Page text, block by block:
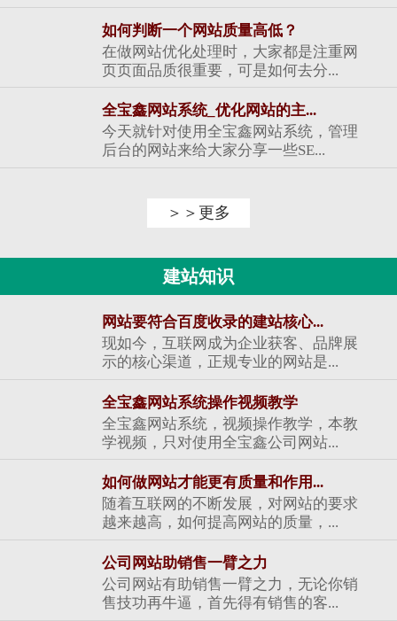
如何判断一个网站质量高低？
在做网站优化处理时，大家都是注重网
页页面品质很重要，可是如何去分...
全宝鑫网站系统_优化网站的主...
今天就针对使用全宝鑫网站系统，管理
后台的网站来给大家分享一些SE...
＞＞更多
建站知识
网站要符合百度收录的建站核心...
现如今，互联网成为企业获客、品牌展
示的核心渠道，正规专业的网站是...
全宝鑫网站系统操作视频教学
全宝鑫网站系统，视频操作教学，本教
学视频，只对使用全宝鑫公司网站...
如何做网站才能更有质量和作用...
随着互联网的不断发展，对网站的要求
越来越高，如何提高网站的质量，...
公司网站助销售一臂之力
公司网站有助销售一臂之力，无论你销
售技功再牛逼，首先得有销售的客...